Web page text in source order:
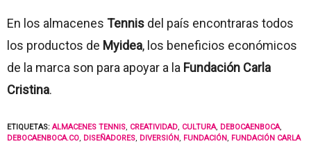
En los almacenes Tennis del país encontraras todos
los productos de Myidea, los beneficios económicos
de la marca son para apoyar a la Fundación Carla
Cristina.
ETIQUETAS: ALMACENES TENNIS, CREATIVIDAD, CULTURA, DEBOCAENBOCA,
DEBOCAENBOCA.CO, DISEÑADORES, DIVERSIÓN , FUNDACIÓN , FUNDACIÓN CARLA